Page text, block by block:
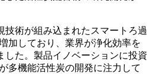
技術が組み込まれたスマートろ過
加しており、業界が浄化効率を
した。製品イノベーションに投資
多機能活性炭の開発に注力して